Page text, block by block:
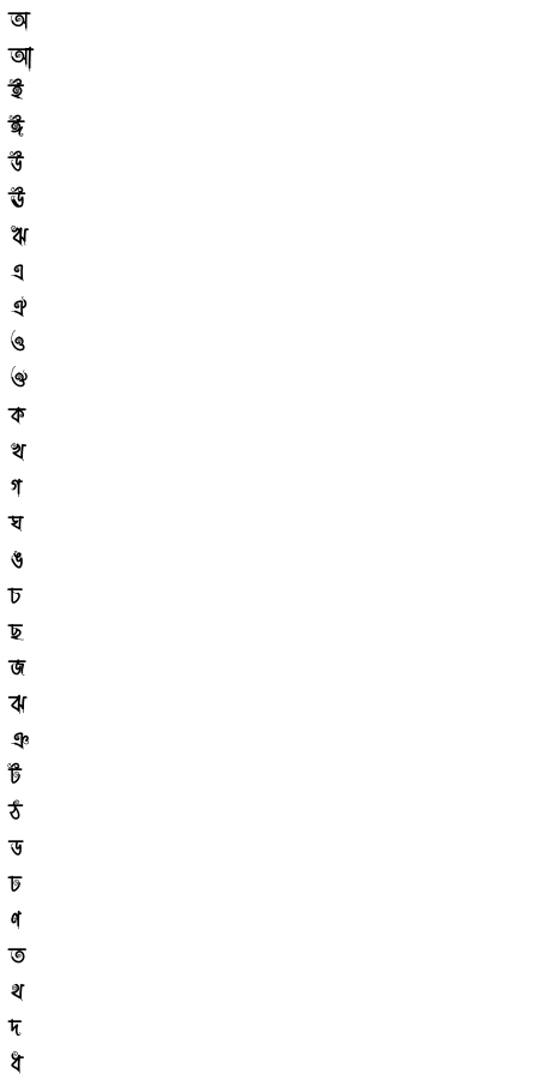
অ
আ
ই
ঈ
উ
ঊ
ঋ
এ
ঐ
ও
ঔ
ক
খ
গ
ঘ
ঙ
চ
ছ
জ
ঝ
ঞ
ট
ঠ
ড
ঢ
ণ
ত
থ
দ
ধ